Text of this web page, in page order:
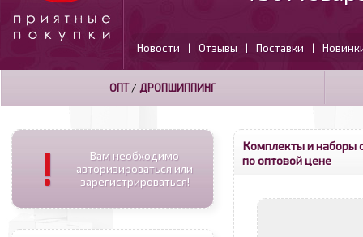
Новости | Отзывы | Поставки |
ОПТ/ ДРОПШИППИНГ
!
Вам необходимо
авторизироваться или
зарегистрироваться!
Комплекты и наборы
по оптовой цене